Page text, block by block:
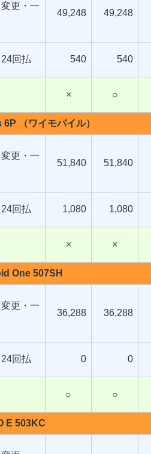
更・一
49,248 49,248
回払 540 540
× ○
6P （ワイモバイル）
更・一
51,840 51,840
回払 1,080 1,080
× ×
One 507SH
更・一
36,288 36,288
回払 0 0
○ ○
E 503KC